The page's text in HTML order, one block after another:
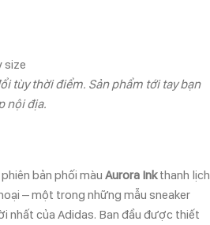
size
tùy thời điểm. Sản phẩm tới tay bạn
nội địa.
bản phối màu Aurora Inkthanh lịch
– một trong những mẫu sneaker
nhất của Adidas. Ban đầu được thiết